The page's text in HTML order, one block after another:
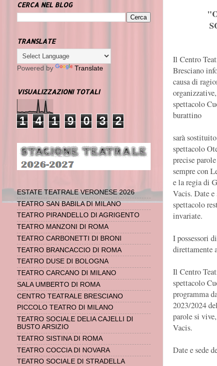
Il Centro
Bresciano
causa di
spettacolo
burattino
sarà
spettacolo
precise
sempre con
e la regia di
Vacis. Date e
spettacolo
invariate.
I possessori
direttamente
Il Centro
spettacolo
programma
2023/2024
parole si
Vacis.
Date e sede
CERCA NEL BLOG
TRANSLATE
Powered by Translate
VISUALIZZAZIONI TOTALI
1 4 1 9 0 3 2
ESTATE TEATRALE VERONESE 2026
TEATRO SAN BABILA DI MILANO
TEATRO PIRANDELLO DI AGRIGENTO
TEATRO MANZONI DI ROMA
TEATRO CARBONETTI DI BRONI
TEATRO BRANCACCIO DI ROMA
TEATRO DUSE DI BOLOGNA
TEATRO CARCANO DI MILANO
SALA UMBERTO DI ROMA
CENTRO TEATRALE BRESCIANO
PICCOLO TEATRO DI MILANO
TEATRO SOCIALE DELIA CAJELLI DI
BUSTO ARSIZIO
TEATRO SISTINA DI ROMA
TEATRO COCCIA DI NOVARA
TEATRO SOCIALE DI STRADELLA